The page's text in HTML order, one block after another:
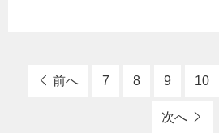
前へ 7 8 9 10
次へ